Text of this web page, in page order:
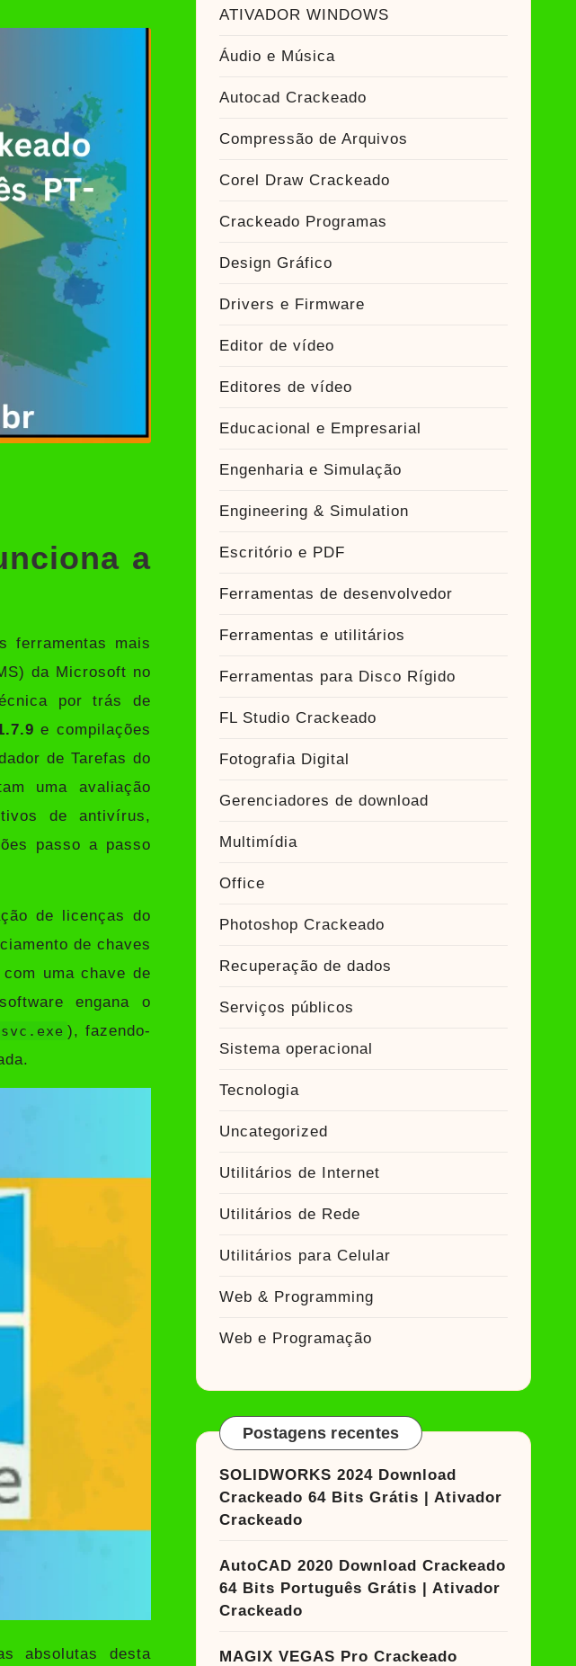
de Licença | Ativador Crackeado
& Re-Loader | Ativador Crackeado
a
ferramentas mais
da Microsoft no
por trás de
e compilações
de Tarefas do
uma avaliação
de antivírus,
passo a passo
de licenças do
de chaves
uma chave de
engana o
), fazendo-
absolutas desta
ATIVADOR WINDOWS
Áudio e Música
Autocad Crackeado
Compressão de Arquivos
Corel Draw Crackeado
Crackeado Programas
Design Gráfico
Drivers e Firmware
Editor de vídeo
Editores de vídeo
Educacional e Empresarial
Engenharia e Simulação
Engineering & Simulation
Escritório e PDF
Ferramentas de desenvolvedor
Ferramentas e utilitários
Ferramentas para Disco Rígido
FL Studio Crackeado
Fotografia Digital
Gerenciadores de download
Multimídia
Office
Photoshop Crackeado
Recuperação de dados
Serviços públicos
Sistema operacional
Tecnologia
Uncategorized
Utilitários de Internet
Utilitários de Rede
Utilitários para Celular
Web & Programming
Web e Programação
Postagens recentes
SOLIDWORKS 2024 Download
Crackeado 64 Bits Grátis | Ativador
Crackeado
AutoCAD 2020 Download Crackeado
64 Bits Português Grátis | Ativador
Crackeado
MAGIX VEGAS Pro Crackeado